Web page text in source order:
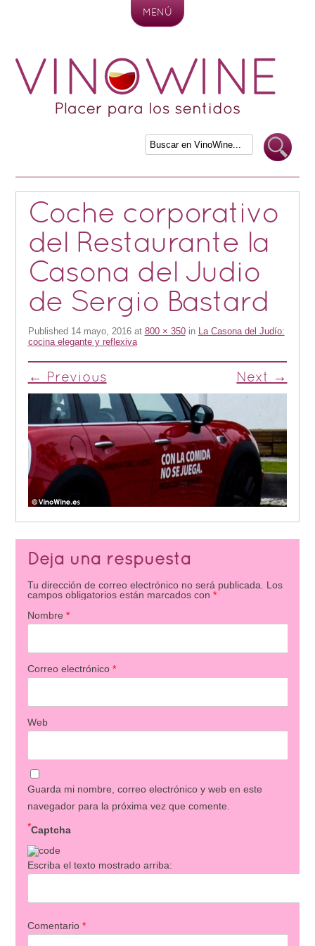
MENÚ
Coche corporativo
del Restaurante la
Casona del Judio
de Sergio Bastard
Published 14 mayo, 2016at 800 × 350in La Casona del Judío:
cocina elegante y reflexiva
← Previous Next →
Deja una respuesta
Tu dirección de correo electrónico no será publicada.
Los
campos obligatorios están marcados con *
Nombre *
Correo electrónico *
Web
Guarda mi nombre, correo electrónico y web en este
navegador para la próxima vez que comente.
Captcha
*
Escriba el texto mostrado arriba:
Comentario *